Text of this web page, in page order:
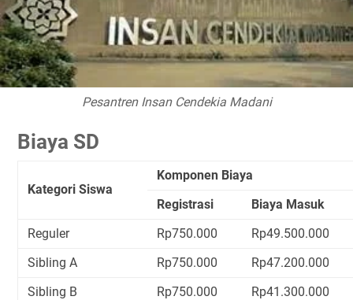
Pesantren Insan Cendekia Madani
Biaya SD
Kategori Siswa
Komponen Biaya
Registrasi
Biaya Masuk
Reguler
Rp750.000
Rp49.500.000
Sibling A
Rp750.000
Rp47.200.000
Sibling B
Rp750.000 Rp41.300.000